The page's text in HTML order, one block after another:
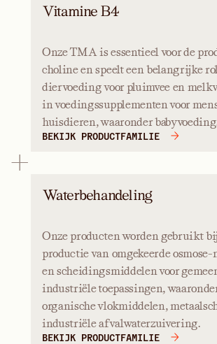
Vitamine B4
Onze TMA is essentieel voor de
choline en speelt een belangrijke
diervoeding voor pluimvee en
in voedingssupplementen voor
huisdieren, waaronder
BEKIJK PRODUCTFAMILIE
Waterbehandeling
Onze producten worden gebruikt
productie van omgekeerde
en scheidingsmiddelen voor
industriële toepassingen,
organische vlokmiddelen,
industriële afvalwaterzuivering.
BEKIJK PRODUCTFAMILIE